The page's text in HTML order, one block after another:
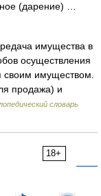
(дарение) …
имущества в
осуществления
своим имуществом.
продажа) и
словарь
18+